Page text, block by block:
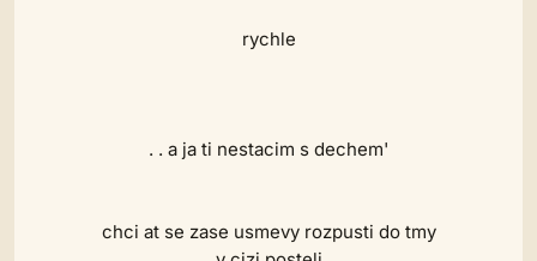
rychle
. . a ja ti nestacim s dechem'
chci at se zase usmevy rozpusti do tmy